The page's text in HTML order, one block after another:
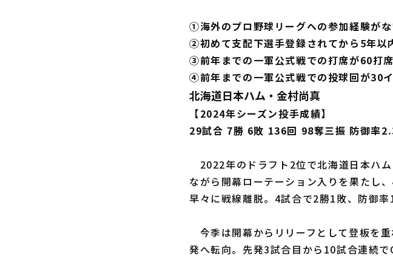
①海外のプロ野球リーグへの参加経験がな
②初めて支配下選手登録されてから5年以
③前年までの一軍公式戦での打席が60打席
④前年までの一軍公式戦での投球回が30イ
北海道日本ハム・金村尚真
【2024年シーズン投手成績】
29試合 7勝 6敗 136回 98奪三振 防御率
2022年のドラフト2位で北海道日本ハ
ながら開幕ローテーション入りを果たし
早々に戦線離脱。4試合で2勝1敗、防御率
今季は開幕からリリーフとして登板を
発へ転向。先発3試合目から10試合連続で